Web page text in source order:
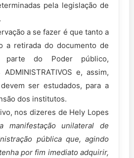
pela legislação de
a se fazer é que tanto a
a retirada do documento de
parte do Poder público,
e, assim,
ser estudados, para a
dos institutos.
nos dizeres de Hely Lopes
manifestação unilateral de
pública que, agindo
por fim imediato adquirir,